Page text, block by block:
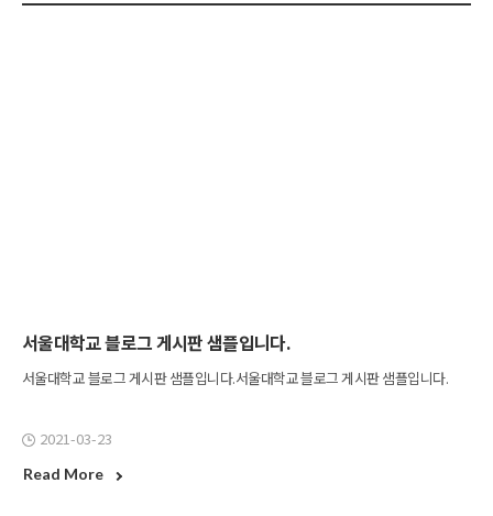
서울대학교 블로그 게시판 샘플입니다.
서울대학교 블로그 게시판 샘플입니다.서울대학교 블로그 게시판 샘플입니다.
2021-03-23
Read More